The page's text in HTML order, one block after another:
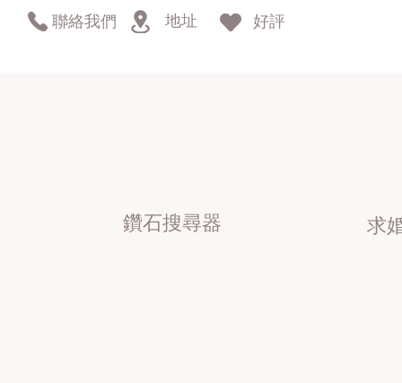
聯絡我們 地址 好評
鑽石搜尋器 求